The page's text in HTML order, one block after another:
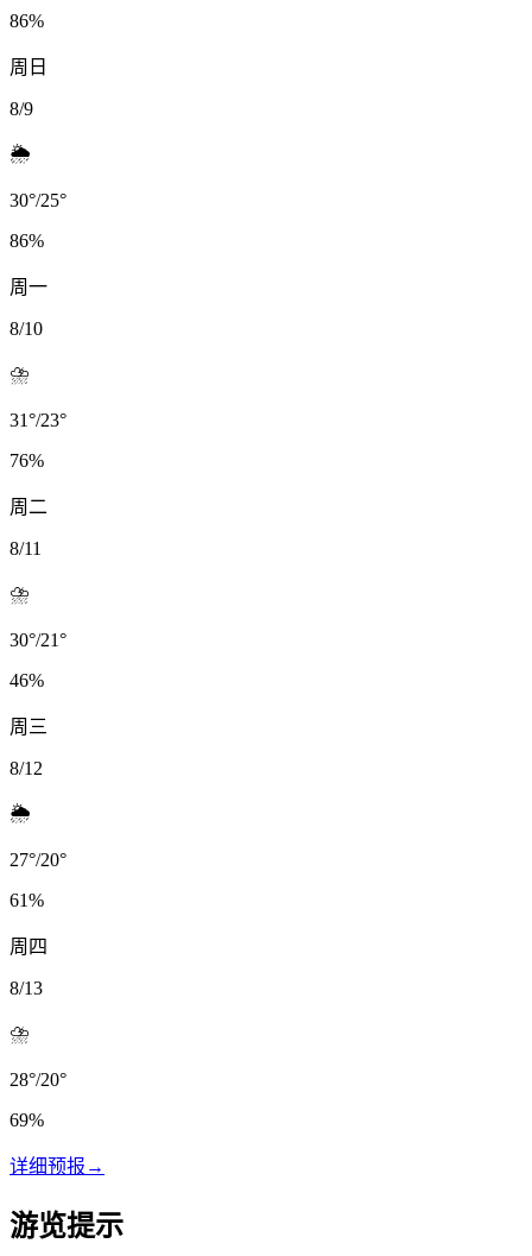
86%
周日
8/9
🌦️
30°/25°
86%
周一
8/10
⛈️
31°/23°
76%
周二
8/11
⛈️
30°/21°
46%
周三
8/12
🌦️
27°/20°
61%
周四
8/13
⛈️
28°/20°
69%
详细预报 →
游览提示